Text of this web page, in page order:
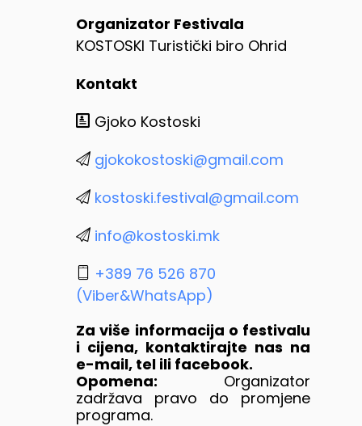
Organizator Festivala
KOSTOSKI Turistički biro Ohrid
Kontakt
Gjoko Kostoski
gjokokostoski@gmail.com
kostoski.festival@gmail.com
info@kostoski.mk
+389 76 526 870
(Viber&WhatsApp)
Za više informacija o festivalu
i cijena, kontaktirajte nas na
e-mail, tel ili facebook.
Opomena: Organizator
zadržava pravo do promjene
programa.